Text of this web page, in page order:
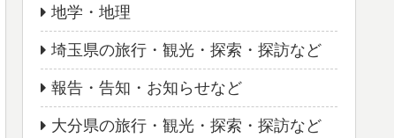
地学・地理
埼玉県の旅行・観光・探索・探訪など
報告・告知・お知らせなど
大分県の旅行・観光・探索・探訪など